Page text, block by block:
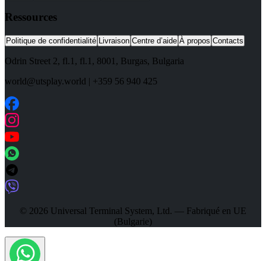
Ressources
Politique de confidentialité Livraison Centre d’aide À propos Contacts
Odrin Street 2, fl.1 , fl.1, 8001 , Burgas, Bulgaria
world@utsplay.world | +359 56 940 425
© 2026 Universal Terminal System, Ltd. — Fabriqué en UE
(Bulgarie)